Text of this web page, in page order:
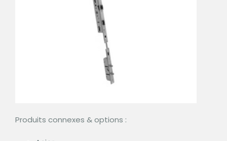
Produits connexes & options :